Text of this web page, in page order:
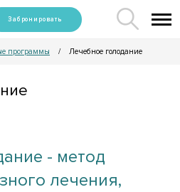
Забронировать
программы / Лечебное голодание
- метод
лечения,